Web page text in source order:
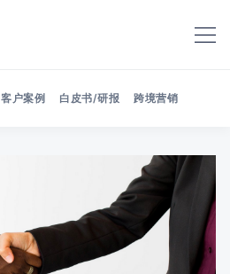
Search 美洽博客
客户案例 白皮书/研报 跨境营销